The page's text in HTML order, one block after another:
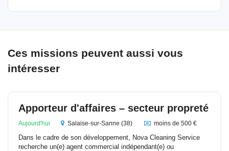
Ces missions peuvent aussi vous
intéresser
Apporteur d'affaires – secteur propreté
Aujourd'hui Salaise-sur-Sanne (38) moins de 500 €
Dans le cadre de son développement, Nova Cleaning Service
recherche un(e) agent commercial indépendant(e) ou